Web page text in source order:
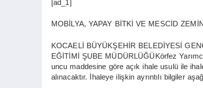
[ad_1]
MOBİLYA, YAPAY BİTKİ VE MESCİD
KOCAELİ BÜYÜKŞEHİR BELEDİYESİ
EĞİTİMİ ŞUBE MÜDÜRLÜĞÜKörfez
uncu maddesine göre açık ihale usulü ile
alınacaktır. İhaleye ilişkin ayrıntılı bilgiler